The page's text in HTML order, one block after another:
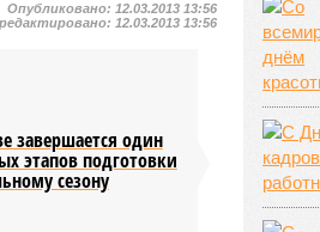
Опубликовано: 12.03.2013 13:56
12.03.2013 13:56
завершается один
этапов подготовки
сезону